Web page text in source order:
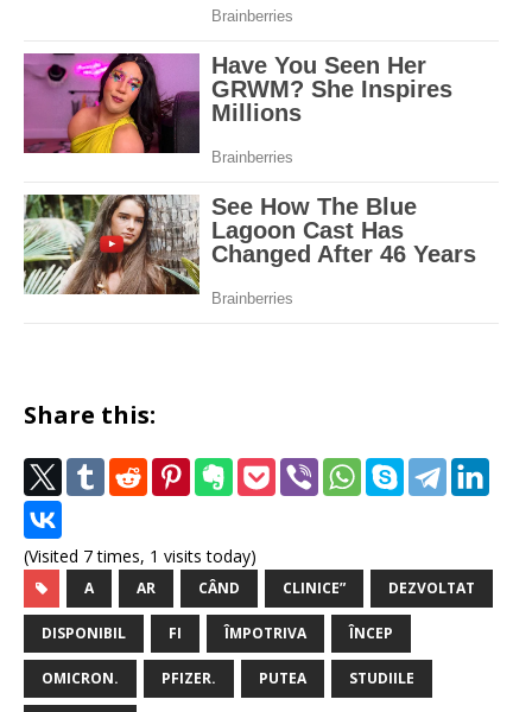
Share this:
(Visited 7 times, 1 visits today)
A AR CÂND CLINICE” DEZVOLTAT
DISPONIBIL FI ÎMPOTRIVA ÎNCEP
OMICRON. PFIZER. PUTEA STUDIILE